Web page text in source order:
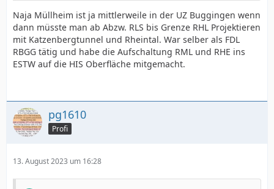
Naja Müllheim ist ja mittlerweile in der UZ Buggingen wenn
dann müsste man ab Abzw. RLS bis Grenze RHL Projektieren
mit Katzenbergtunnel und Rheintal. War selber als FDL
RBGG tätig und habe die Aufschaltung RML und RHE ins
ESTW auf die HIS Oberfläche mitgemacht.
pg1610
Profi
13. August 2023 um 16:28